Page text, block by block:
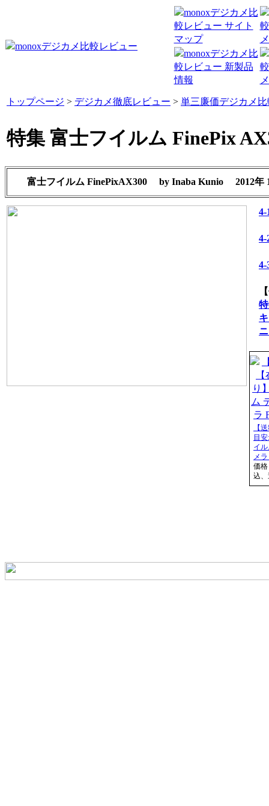
トップページ > デジカメ徹底レビュー > 単三廉価デジカメ比
特集 富士フイルム FinePix
富士フイルム FinePixAX300by Inaba Kunio 2012年
4-
4-
4-
【
【
目
イ
メ
価格
込